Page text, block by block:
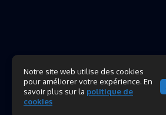
Notre site web utilise des cookies
pour améliorer votre expérience. En
savoir plus sur la politique de
cookies